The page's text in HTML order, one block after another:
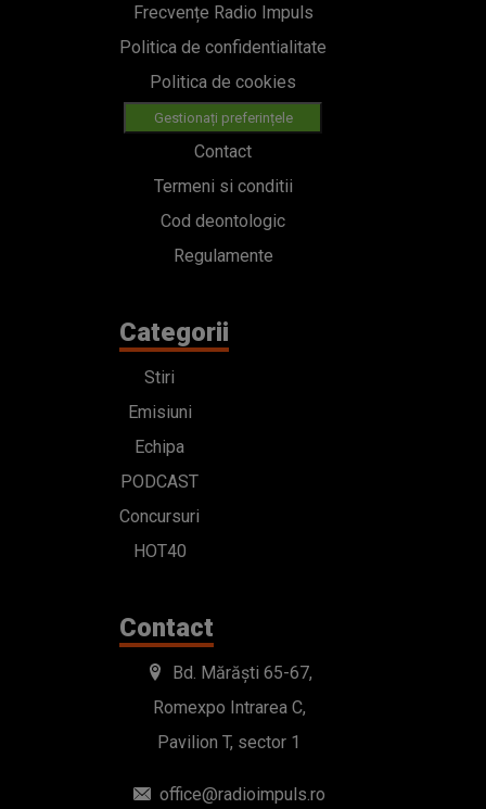
Frecvențe Radio Impuls
Politica de confidentialitate
Politica de cookies
Gestionați preferințele
Contact
Termeni si conditii
Cod deontologic
Regulamente
Categorii
Stiri
Emisiuni
Echipa
PODCAST
Concursuri
HOT40
Contact
Bd. Mărăști 65-67,
Romexpo Intrarea C,
Pavilion T, sector 1
office@radioimpuls.ro